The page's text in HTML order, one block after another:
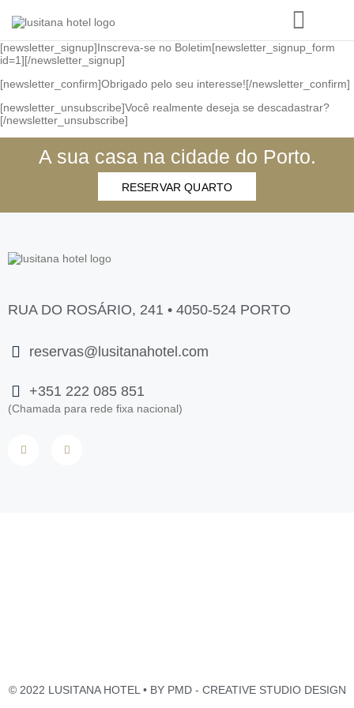
[newsletter_signup]Inscreva-se no Boletim[newsletter_signup_form
id=1][/newsletter_signup]
[newsletter_confirm]Obrigado pelo seu interesse![/newsletter_confirm]
[newsletter_unsubscribe]Você realmente deseja se descadastrar?
[/newsletter_unsubscribe]
A sua casa na cidade do Porto.
RESERVAR QUARTO
RUA DO ROSÁRIO, 241 • 4050-524 PORTO
reservas@lusitanahotel.com
+351 222 085 851
(Chamada para rede fixa nacional)
© 2022 LUSITANA HOTEL • BY PMD - CREATIVE STUDIO DESIGN